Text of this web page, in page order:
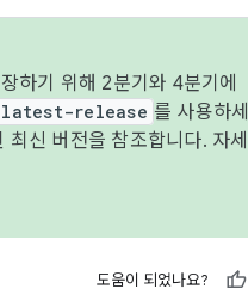
하기 위해 2분기와 4분기에
release 를 사용하세
신 버전을 참조합니다. 자세
도움이 되었나요?